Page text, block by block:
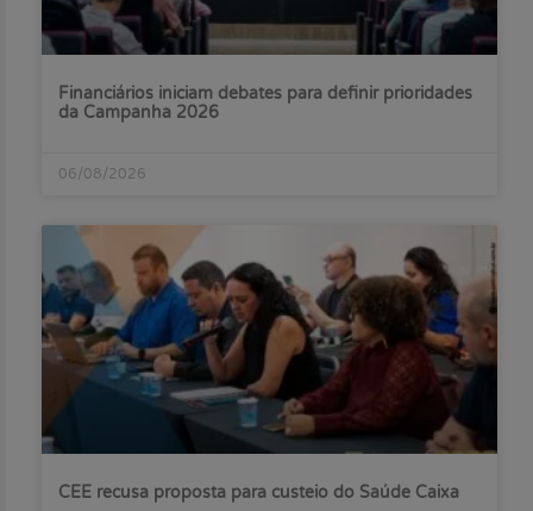
Financiários iniciam debates para definir prioridades
da Campanha 2026
06/08/2026
CEE recusa proposta para custeio do Saúde Caixa